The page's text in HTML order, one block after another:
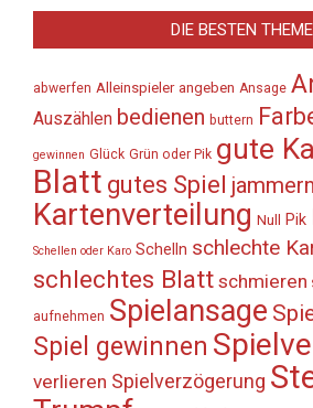
DIE BESTEN
abwerfen Alleinspieler angeben Ansage
Auszählen bedienen buttern
gewinnen Glück Grün oder Pik gute
Blatt gutes Spiel jammern
Kartenverteilung Null Pik
Schellen oder Karo Schelln schlechte
schlechtes Blatt schmieren
aufnehmen Spielansage
Spiel gewinnen
verlieren Spielverzögerung